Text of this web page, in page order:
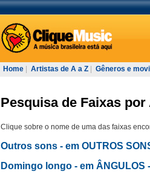
Home Artistas de A a Z Gêneros e
Pesquisa de Faixas
Clique sobre o nome de uma das faixas
Outros sons - em OUTROS
Domingo longo - em ÂNGULOS